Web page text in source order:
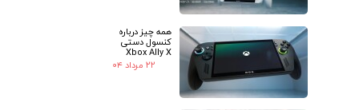
همه چیز درباره
کنسول دستی
Xbox Ally X
۲۲ مرداد ۰۴